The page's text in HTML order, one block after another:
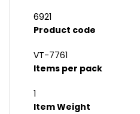
6921
Product code
VT-7761
Items per pack
1
Item Weight